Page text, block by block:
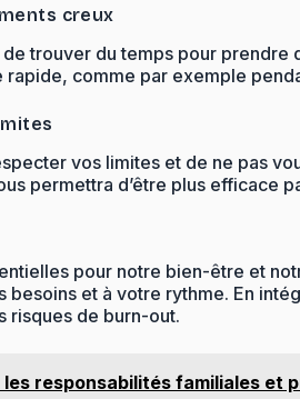
creux
trouver du temps pour prendre
rapide, comme par exemple
vos limites et de ne pas
permettra d’être plus efficace
pour notre bien-être et
besoins et à votre rythme. En
risques de burn-out.
les responsabilités familiales et